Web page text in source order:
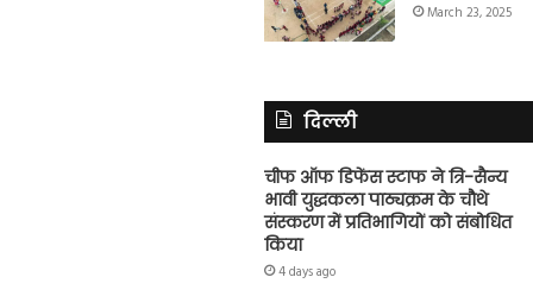
March 23, 2025
दिल्ली
चीफ ऑफ डिफेंस स्टाफ ने त्रि-सैन्य
भावी युद्धकला पाठ्यक्रम के चौथे
संस्करण में प्रतिभागियों को संबोधित
किया
4 days ago